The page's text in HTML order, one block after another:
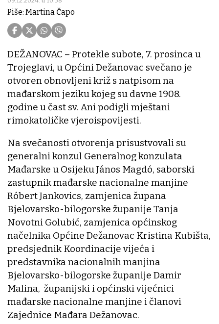
Piše: Martina Čapo
DEŽANOVAC – Protekle subote, 7. prosinca u
Trojeglavi, u Općini Dežanovac svečano je
otvoren obnovljeni križ s natpisom na
mađarskom jeziku kojeg su davne 1908.
godine u čast sv. Ani podigli mještani
rimokatoličke vjeroispovijesti.
Na svečanosti otvorenja prisustvovali su
generalni konzul Generalnog konzulata
Mađarske u Osijeku János Magdó, saborski
zastupnik mađarske nacionalne manjine
Róbert Jankovics, zamjenica župana
Bjelovarsko-bilogorske županije Tanja
Novotni Golubić, zamjenica općinskog
načelnika Općine Dežanovac Kristina Kubišta,
predsjednik Koordinacije vijeća i
predstavnika nacionalnih manjina
Bjelovarsko-bilogorske županije Damir
Malina, županijski i općinski vijećnici
mađarske nacionalne manjine i članovi
Zajednice Mađara Dežanovac.